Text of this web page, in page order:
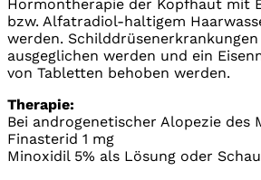
Hormontherapie der Kopfhaut mit
bzw. Alfatradiol-haltigem
werden.
ausgeglichen werden und ein
von Tabletten behoben werden.
Therapie:
Bei androgenetischer Alopezie des
Finasterid 1 mg
Minoxidil 5% als Lösung oder